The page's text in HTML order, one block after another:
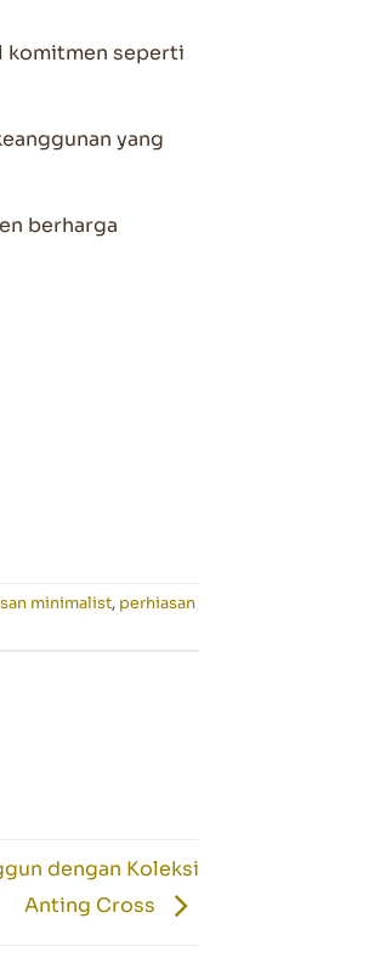
komitmen seperti
yang
berharga
minimalist, perhiasan
dengan Koleksi
Anting Cross